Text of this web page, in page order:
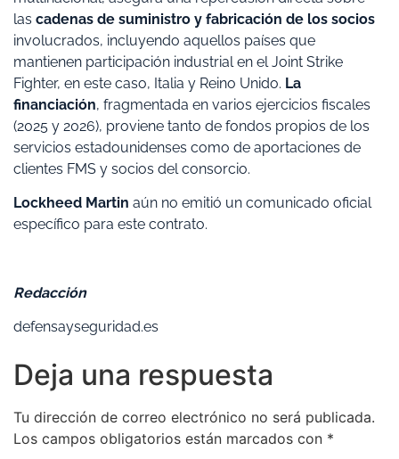
las cadenas de suministro y fabricación de los socios
involucrados, incluyendo aquellos países que
mantienen participación industrial en el Joint Strike
Fighter, en este caso, Italia y Reino Unido. La
financiación, fragmentada en varios ejercicios fiscales
(2025 y 2026), proviene tanto de fondos propios de los
servicios estadounidenses como de aportaciones de
clientes FMS y socios del consorcio.
Lockheed Martin aún no emitió un comunicado oficial
específico para este contrato.
Redacción
defensayseguridad.es
Deja una respuesta
Tu dirección de correo electrónico no será publicada.
Los campos obligatorios están marcados con *